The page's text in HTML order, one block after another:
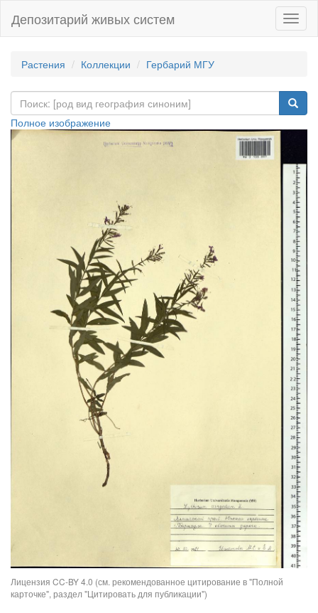
Депозитарий живых систем
Растения Коллекции Гербарий МГУ
Полное изображение
Лицензия CC-BY 4.0 (см. рекомендованное цитирование в "Полной
карточке", раздел "Цитировать для публикации")